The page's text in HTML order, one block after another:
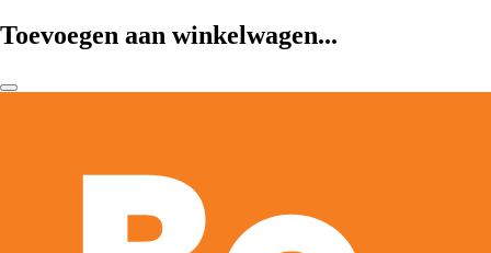
Toevoegen aan winkelwagen...